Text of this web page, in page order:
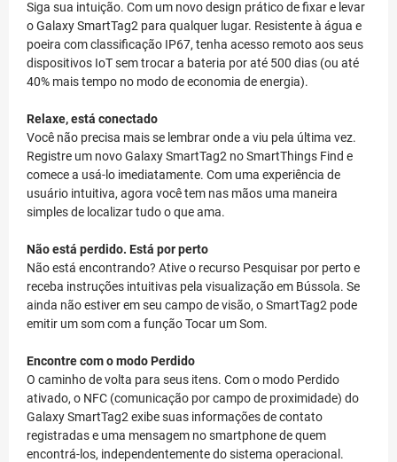
Siga sua intuição. Com um novo design prático de fixar e levar
o Galaxy SmartTag2 para qualquer lugar. Resistente à água e
poeira com classificação IP67, tenha acesso remoto aos seus
dispositivos IoT sem trocar a bateria por até 500 dias (ou até
40% mais tempo no modo de economia de energia).
Relaxe, está conectado
Você não precisa mais se lembrar onde a viu pela última vez.
Registre um novo Galaxy SmartTag2 no SmartThings Find e
comece a usá-lo imediatamente. Com uma experiência de
usuário intuitiva, agora você tem nas mãos uma maneira
simples de localizar tudo o que ama.
Não está perdido. Está por perto
Não está encontrando? Ative o recurso Pesquisar por perto e
receba instruções intuitivas pela visualização em Bússola. Se
ainda não estiver em seu campo de visão, o SmartTag2 pode
emitir um som com a função Tocar um Som.
Encontre com o modo Perdido
O caminho de volta para seus itens. Com o modo Perdido
ativado, o NFC (comunicação por campo de proximidade) do
Galaxy SmartTag2 exibe suas informações de contato
registradas e uma mensagem no smartphone de quem
encontrá-los, independentemente do sistema operacional.